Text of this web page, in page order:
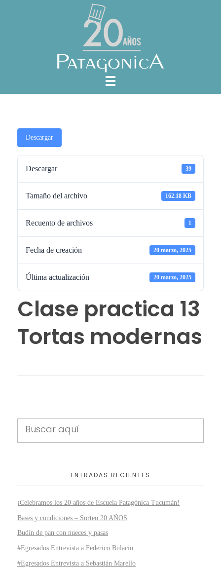
Descargar
Descargar 39
Tamaño del archivo 162.18 KB
Recuento de archivos 1
Fecha de creación 20 marzo, 2025
Última actualización 20 marzo, 2025
Clase practica 13
Tortas modernas
ENTRADAS RECIENTES
¡Celebramos los 20 años de Escuela Patagónica Tucumán!
Bases y condiciones – Sorteo 20 AÑOS
Budín de pan con nueces y pasas
#Egresados Entrevista a Federico Bulacio
#Egresados Entrevista a Sebastián Marello